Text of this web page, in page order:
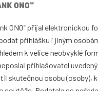
ONO"
ONO" přijal elektronickou
přihlášku i jiným
k velice neobvyklé
přihlašovatel
osobu (osoby),